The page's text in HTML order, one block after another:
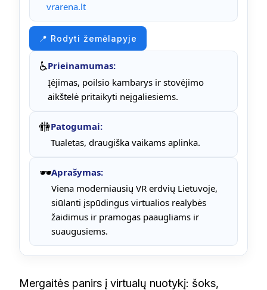
vrarena.lt
📍 Rodyti žemėlapyje
♿Prieinamumas:
Įėjimas, poilsio kambarys ir stovėjimo
aikštelė pritaikyti neįgaliesiems.
🚻Patogumai:
Tualetas, draugiška vaikams aplinka.
🕶️Aprašymas:
Viena moderniausių VR erdvių Lietuvoje,
siūlanti įspūdingus virtualios realybės
žaidimus ir pramogas paaugliams ir
suaugusiems.
Mergaitės panirs į virtualų nuotykį: šoks,